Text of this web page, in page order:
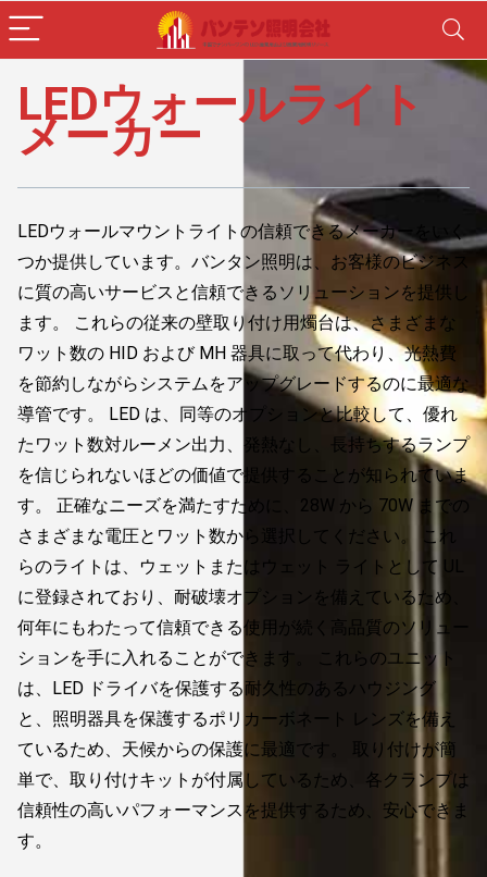
LEDウォールライト
メーカー
LEDウォールマウントライトの信頼できるメーカーをいく
つか提供しています。バンタン照明は、お客様のビジネス
に質の高いサービスと信頼できるソリューションを提供し
ます。 これらの従来の壁取り付け用燭台は、さまざまな
ワット数の HID および MH 器具に取って代わり、光熱費
を節約しながらシステムをアップグレードするのに最適な
導管です。 LED は、同等のオプションと比較して、優れ
たワット数対ルーメン出力、発熱なし、長持ちするランプ
を信じられないほどの価値で提供することが知られていま
す。 正確なニーズを満たすために、28W から 70W までの
さまざまな電圧とワット数から選択してください。 これ
らのライトは、ウェットまたはウェット ライトとして UL
に登録されており、耐破壊オプションを備えているため、
何年にもわたって信頼できる使用が続く高品質のソリュー
ションを手に入れることができます。 これらのユニット
は、LED ドライバを保護する耐久性のあるハウジング
と、照明器具を保護するポリカーボネート レンズを備え
ているため、天候からの保護に最適です。 取り付けが簡
単で、取り付けキットが付属しているため、各クランプは
信頼性の高いパフォーマンスを提供するため、安心できま
す。